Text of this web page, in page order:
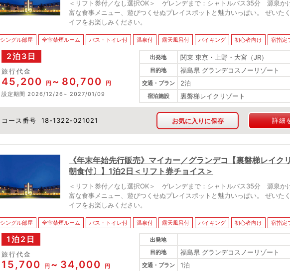
＜リフト券付／なし選択OK＞ ゲレンデまで：シャトルバス35分 源泉か
富な食事メニュー、遊びつくせぬプレイスポットと魅力いっぱい。 ぜいた
イフをお楽しみください。
シングル部屋 全室禁煙ルーム バス・トイレ付 温泉付 露天風呂付 バイキング 初心者向け 宿指定
2泊3日
コース番号 18-1322-021021
旅行代金
45,200 円 80,700
円
設定期間 2026/12/26 2027/01/09
出発地 関東 東京・上野・大宮（JR）
目的地 福島県 グランデコスノーリゾート
交通・プラン 2泊
宿泊施設 裏磐梯レイクリゾート
お気に入りに保存 詳細
《年末年始先行販売》マイカー／グランデコ【裏磐梯レイク
朝食付〕】1泊2日＜リフト券チョイス＞
＜リフト券付／なし選択OK＞ ゲレンデまで：シャトルバス35分 源泉か
富な食事メニュー、遊びつくせぬプレイスポットと魅力いっぱい。 ぜいた
イフをお楽しみください。
シングル部屋 全室禁煙ルーム バス・トイレ付 温泉付 露天風呂付 バイキング 初心者向け 宿指定
1泊2日
旅行代金
15,700 円 34,000
円
出発地
目的地
福島県 グランデコスノーリゾート
交通・プラン 1泊